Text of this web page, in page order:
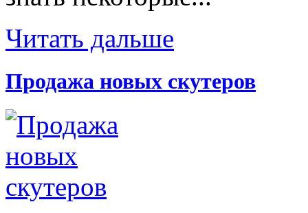
Читать дальше
Продажа новых скутеров